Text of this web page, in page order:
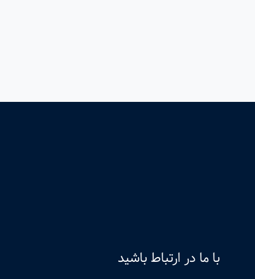
با ما در ارتباط باشید